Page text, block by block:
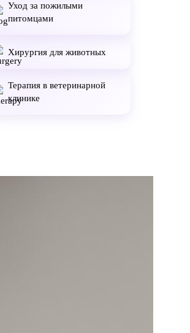
Уход за пожилыми
питомцами
Хирургия для животных
Терапия в ветеринарной
клинике